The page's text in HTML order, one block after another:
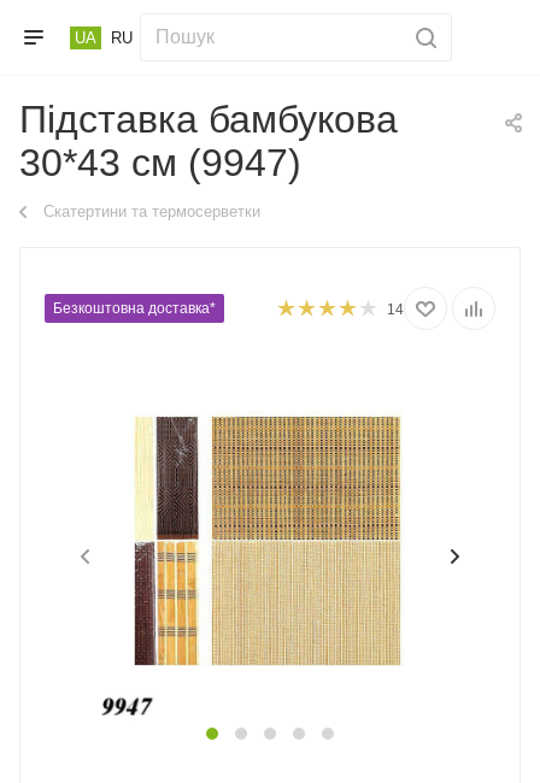
UA RU
Підставка бамбукова
30*43 см (9947)
Скатертини та термосерветки
Безкоштовна доставка* 14